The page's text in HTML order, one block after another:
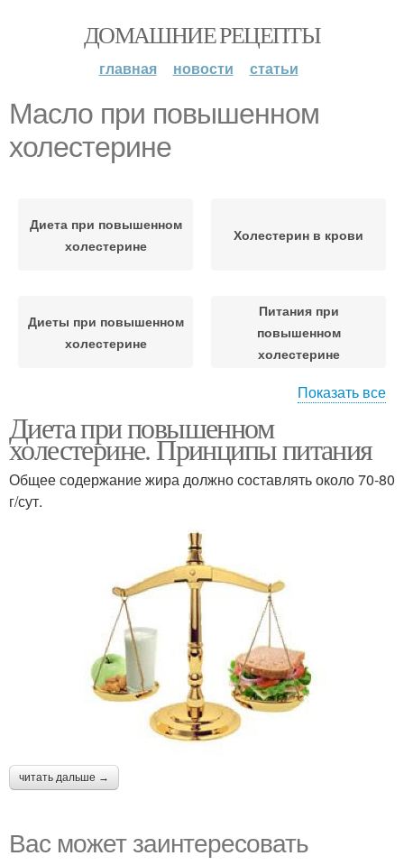
ДОМАШНИЕ РЕЦЕПТЫ
главная новости статьи
Масло при повышенном
холестерине
Диета при повышенном
холестерине
Холестерин в крови
Диеты при повышенном
холестерине
Питания при
повышенном
холестерине
повышенном
холестерине
холестерин
Бананы при
повышенном
холестерине
Показать все
Диета при повышенном
холестерине. Принципы питания
Общее содержание жира должно составлять около 70-80
г/сут.
читать дальше →
Вас может заинтересовать